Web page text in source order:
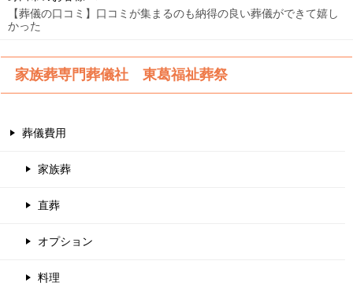
【葬儀の口コミ】口コミが集まるのも納得の良い葬儀ができて嬉し
かった
家族葬専門葬儀社 東葛福祉葬祭
葬儀費用
家族葬
直葬
オプション
料理